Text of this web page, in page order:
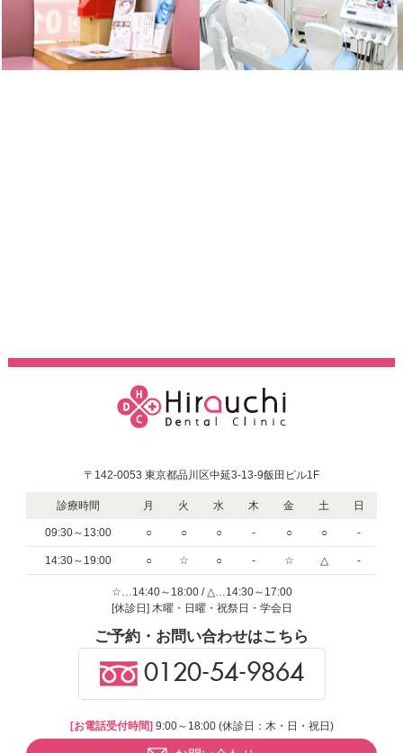
〒142-0053 東京都品川区中延3-13-9飯田ビル1F
診療時間 月 火 水 木 金 土 日
09:30～13:00 ○ ○ ○ - ○ ○ -
14:30～19:00 ○ ☆ ○ - ☆ △ -
☆…14:40～18:00 / △…14:30～17:00
[休診日] 木曜・日曜・祝祭日・学会日
ご予約・お問い合わせはこちら
0120-54-9864
[お電話受付時間] 9:00～18:00 (休診日：木・日・祝日)